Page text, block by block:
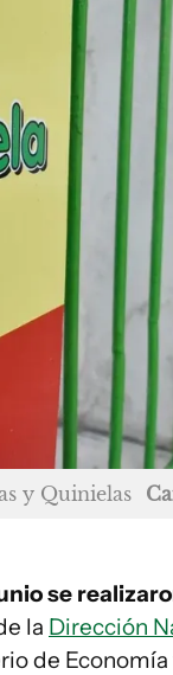
y Quinielas
se
la Dirección
de Economía